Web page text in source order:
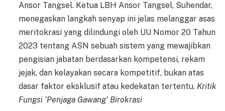
Ansor Tangsel. Ketua LBH Ansor Tangsel, Suhendar,
menegaskan langkah senyap ini jelas melanggar asas
meritokrasi yang dilindungi oleh UU Nomor 20 Tahun
2023 tentang ASN sebuah sistem yang mewajibkan
pengisian jabatan berdasarkan kompetensi, rekam
jejak, dan kelayakan secara kompetitif, bukan atas
dasar faktor eksklusif atau kedekatan tertentu. Kritik
Fungsi ‘Penjaga Gawang’ Birokrasi